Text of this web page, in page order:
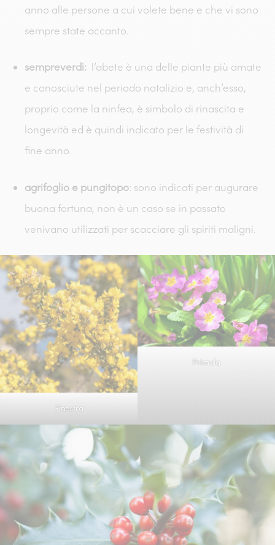
anno alle persone a cui volete bene e che vi sono
sempre state accanto.
sempreverdi: l’abete è una delle piante più amate
e conosciute nel periodo natalizio e, anch’esso,
proprio come la ninfea, è simbolo di rinascita e
longevità ed è quindi indicato per le festività di
fine anno.
agrifoglio e pungitopo: sono indicati per augurare
buona fortuna, non è un caso se in passato
venivano utilizzati per scacciare gli spiriti maligni.
Finestra
Primula